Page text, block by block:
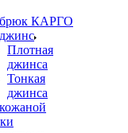
КАРГО
Плотная
джинса
Тонкая
джинса